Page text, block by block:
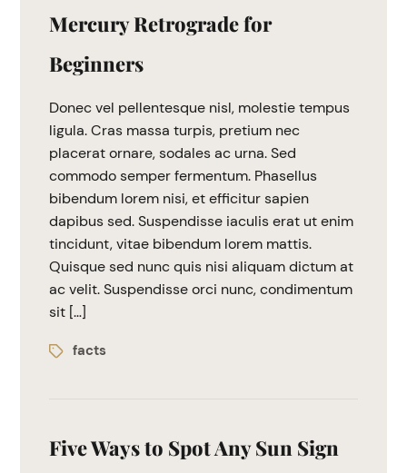
Mercury Retrograde for
Beginners
Donec vel pellentesque nisl, molestie tempus
ligula. Cras massa turpis, pretium nec
placerat ornare, sodales ac urna. Sed
commodo semper fermentum. Phasellus
bibendum lorem nisi, et efficitur sapien
dapibus sed. Suspendisse iaculis erat ut enim
tincidunt, vitae bibendum lorem mattis.
Quisque sed nunc quis nisi aliquam dictum at
ac velit. Suspendisse orci nunc, condimentum
sit […]
facts
Five Ways to Spot Any Sun Sign